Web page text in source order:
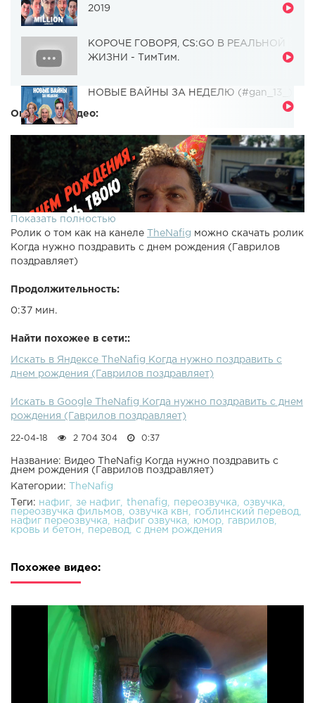
2019
КОРОЧЕ ГОВОРЯ, CS:GO В РЕАЛЬНОЙ
ЖИЗНИ - ТимТим.
НОВЫЕ ВАЙНЫ ЗА НЕДЕЛЮ (#gan_13_)
Описание видео:
Показать полностью
Ролик о том как на канеле
TheNafig можно скачать ролик
Когда нужно поздравить с днем рождения (Гаврилов
поздравляет)
Продолжительность:
0:37 мин.
Найти похожее в сети::
Искать в Яндексе TheNafig Когда нужно поздравить с
днем рождения (Гаврилов поздравляет)
Искать в Google TheNafig Когда нужно поздравить с днем
рождения (Гаврилов поздравляет)
22-04-18 2 704 304 0:37
Название: Видео TheNafig Когда нужно поздравить с
днем рождения (Гаврилов поздравляет)
Категории:
TheNafig
Теги: нафиг зе нафиг thenafig переозвучка
озвучка
переозвучка фильмов
озвучка квн
гоблинский перевод
нафиг переозвучка
нафиг озвучка юмор
гаврилов
кровь и бетон
перевод с днем рождения
Похожее видео: